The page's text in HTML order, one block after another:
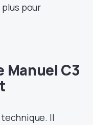
plus pour
Manuel C3
Il